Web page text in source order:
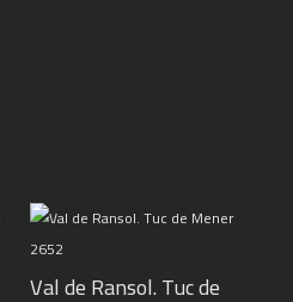
Val de Ransol. Tuc de